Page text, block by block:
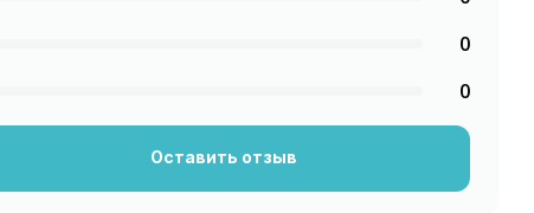
0
0
Оставить отзыв